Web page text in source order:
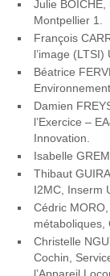
Julie
Montpellier 1.
François
l’image
Béatrice
Damien
l’Exercice –
Innovation.
Isabelle
Thibaut
I2MC, Inserm
Cédric
métaboliques,
Christelle
Cochin,